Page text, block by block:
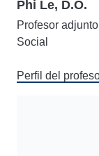
Phi Le, D.O.
Profesor
Social
Perfil del